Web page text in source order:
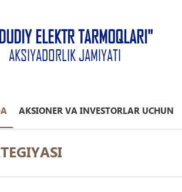
ELEKTR TARMOQLARI"
AKSIYADORLIK JAMIYATI
AKSIONER VA INVESTORLAR UCHUN